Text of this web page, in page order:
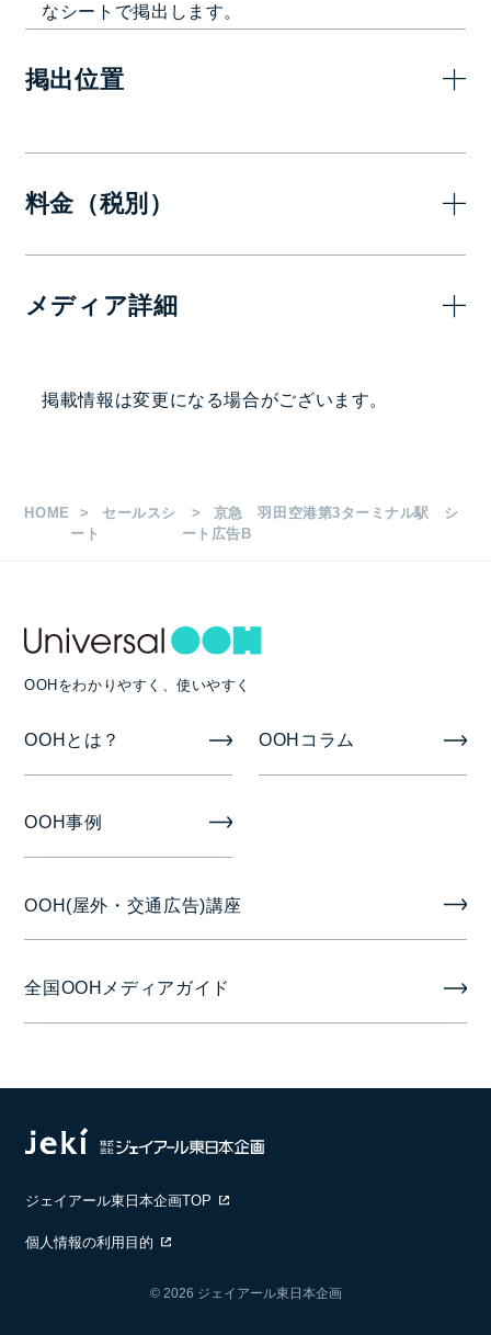
なシートで掲出します。
掲出位置
料金（税別）
7日(1週間)
シート広告B 330,000
メディア詳細
H1,200×W8,700㎜ 1面
7日
備考
掲載情報は変更になる場合がございます。
HOME
セールスシ
ート
京急 羽田空港第3ターミナル駅 シ
ート広告B
OOHをわかりやすく、使いやすく
OOHとは？ OOHコラム
OOH事例
OOH(屋外・交通広告)講座
全国OOHメディアガイド
ジェイアール東日本企画TOP
個人情報の利用目的
© 2026 ジェイアール東日本企画